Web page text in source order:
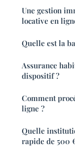
Une gestion
locative en
Quelle est la
Assurance
dispositif ?
Comment
ligne ?
Quelle
rapide de 500